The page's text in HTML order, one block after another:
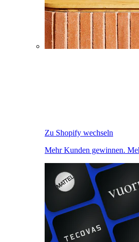
Zu Shopify wechseln
Mehr Kunden gewinnen.